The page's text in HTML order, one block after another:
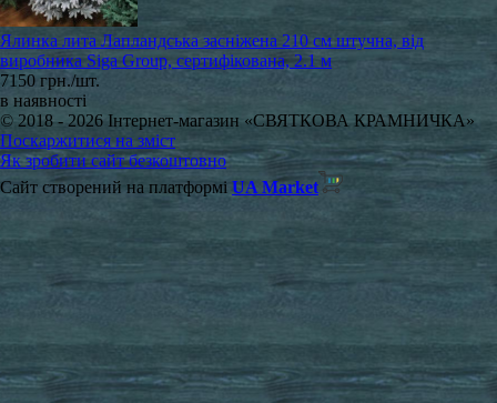
Ялинка лита Лапландська засніжена 210 см штучна, від
виробника Siga Group, сертифікована, 2.1 м
7150 грн./шт.
в наявності
© 2018 - 2026 Інтернет-магазин «СВЯТКОВА КРАМНИЧКА»
Поскаржитися на зміст
Як зробити сайт безкоштовно
Сайт створений на платформі UA Market